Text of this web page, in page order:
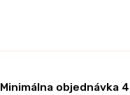
Minimálna objednávka